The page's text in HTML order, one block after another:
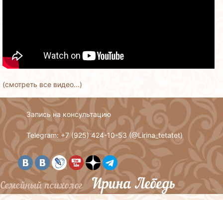
(смотреть все видео...)
Запись на консультацию
Telegram: +7 (925) 424-10-53 (@Lirina_tetatet)
Семейный психолог Ирина Лебедь